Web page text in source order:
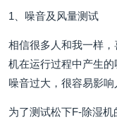
1、噪音及风量测试
相信很多人和我一样
机在运行过程中产生
噪音过大，很容易影响
为了测试松下F-除湿